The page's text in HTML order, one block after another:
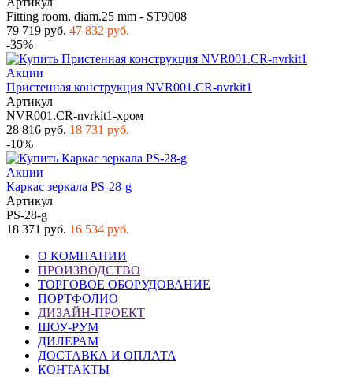
Fitting room, diam.25 mm - ST9008
79 719 руб. 47 832 руб.
-35%
Акции
Пристенная конструкция NVR001.CR-nvrkit1
Артикул
NVR001.CR-nvrkit1-хром
28 816 руб. 18 731 руб.
-10%
Акции
Каркас зеркала PS-28-g
Артикул
PS-28-g
18 371 руб. 16 534 руб.
О КОМПАНИИ
ПРОИЗВОДСТВО
ТОРГОВОЕ ОБОРУДОВАНИЕ
ПОРТФОЛИО
ДИЗАЙН-ПРОЕКТ
ШОУ-РУМ
ДИЛЕРАМ
ДОСТАВКА И ОПЛАТА
КОНТАКТЫ